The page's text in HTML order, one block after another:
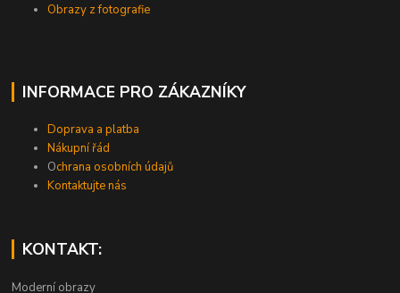
Obrazy z fotografie
INFORMACE PRO ZÁKAZNÍKY
Doprava a platba
Nákupní řád
Ochrana osobních údajů
Kontaktujte nás
KONTAKT:
Moderní obrazy